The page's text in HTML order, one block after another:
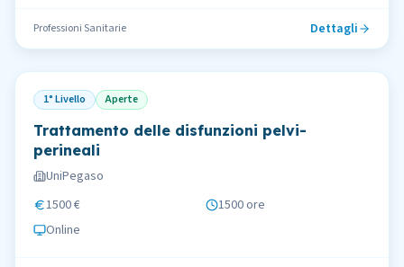
Professioni Sanitarie Dettagli
1° Livello Aperte
Trattamento delle disfunzioni pelvi-
perineali
UniPegaso
1500 €
1500 ore
Online